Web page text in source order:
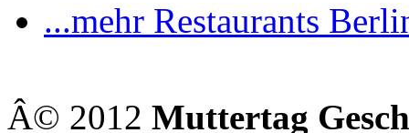
...mehr Restaurants
Â© 2012 Muttertag